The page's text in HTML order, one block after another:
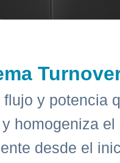
flujo y potencia
homogeniza el
desde el